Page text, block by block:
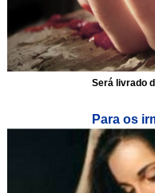
Será livrado
Para os